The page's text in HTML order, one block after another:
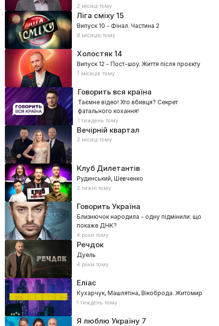
2 місяці тому
Ліга сміху15
Випуск 10 - Фінал. Частина 2
8 місяців тому
Холостяк14
Випуск 12 - Пост-шоу. Життя після проєкту
7 місяців тому
Говорить вся країна
Таємне відео! Хто вбивця? Секрет
фатального кохання!
1 тиждень тому
Вечірній квартал
2 місяці тому
Клуб Дилетантів
Рудинський, Шевченко
2 тижні тому
Говорить Україна
Близнючок народила - одну підмінили: що
покаже ДНК?
4 роки тому
Речдок
Дуель
4 роки тому
Еліас
Кухарчук, Машлятіна, Вікоброда. Житомир
1 тиждень тому
Я люблю Україну7